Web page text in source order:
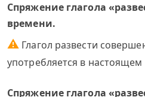
Спряжение глагола
времени.
⚠ Глагол развести
употребляется в
Спряжение глагола